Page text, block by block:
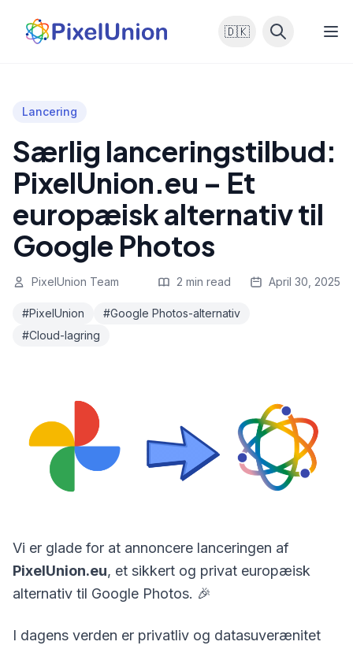
🇩🇰
Lancering
Særlig lanceringstilbud:
PixelUnion.eu – Et
europæisk alternativ til
Google Photos
PixelUnion Team 2 min read April 30, 2025
#PixelUnion
#Google Photos-alternativ
#Cloud-lagring
Vi er glade for at annoncere lanceringen af
PixelUnion.eu, et sikkert og privat europæisk
alternativ til Google Photos. 🎉
I dagens verden er privatliv og datasuverænitet